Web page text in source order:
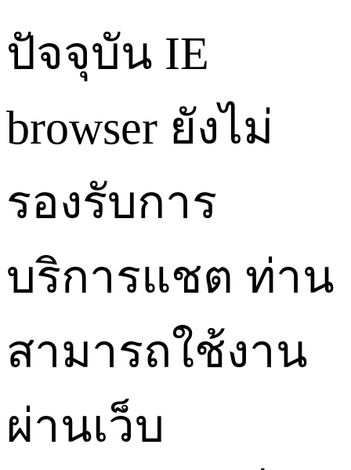
ปัจจุบัน IE
browser ยังไม่
รองรับการ
บริการแชต ท่าน
สามารถใช้งาน
ผ่านเว็บ